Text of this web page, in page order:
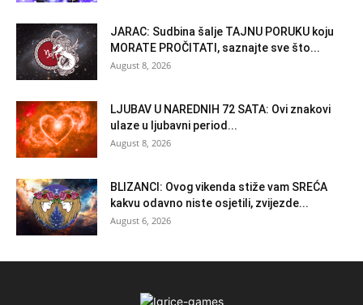
JARAC: Sudbina šalje TAJNU PORUKU koju
MORATE PROČITATI, saznajte sve što...
August 8, 2026
LJUBAV U NAREDNIH 72 SATA: Ovi znakovi
ulaze u ljubavni period...
August 8, 2026
BLIZANCI: Ovog vikenda stiže vam SREĆA
kakvu odavno niste osjetili, zvijezde...
August 6, 2026